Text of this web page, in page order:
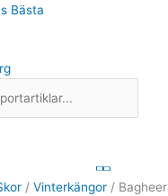
Bästa
/ Vinterkängor /